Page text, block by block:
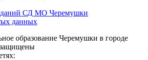
СД МО Черемушки
данных
образование Черемушки в городе